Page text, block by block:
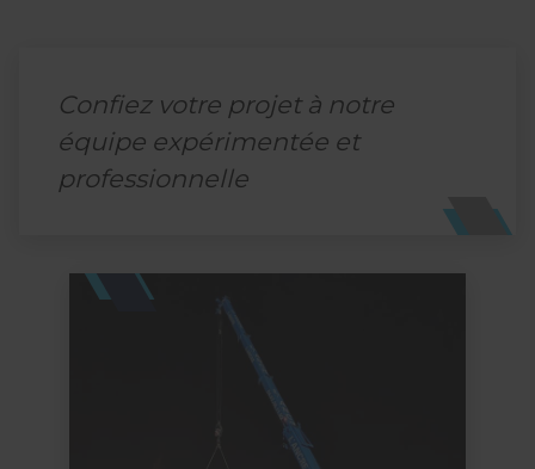
Confiez votre projet à notre
équipe expérimentée et
professionnelle